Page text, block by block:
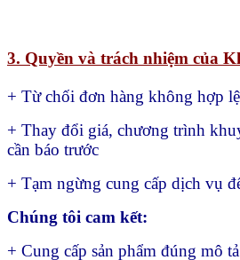
3. Quyền và trách nhiệm của
+ Từ chối đơn hàng không hợp lệ
+ Thay đổi giá, chương trình
cần báo trước
+ Tạm ngừng cung cấp dịch vụ
Chúng tôi cam kết:
+ Cung cấp sản phẩm đúng mô tả